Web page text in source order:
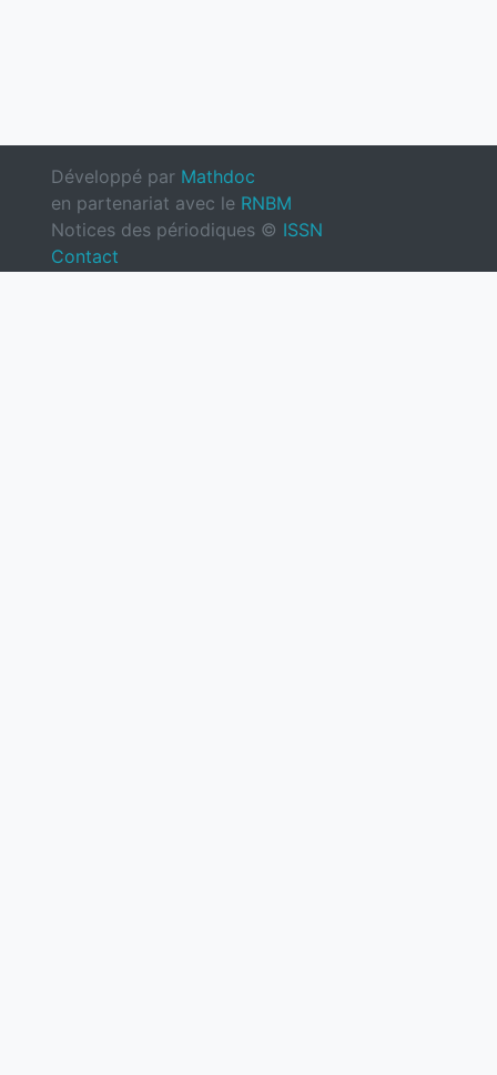
Développé par Mathdoc
en partenariat avec le RNBM
Notices des périodiques © ISSN
Contact